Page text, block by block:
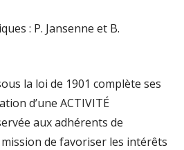
: P. Jansenne et B.
la loi de 1901 complète ses
d’une ACTIVITÉ
aux adhérents de
mission de favoriser les intérêts